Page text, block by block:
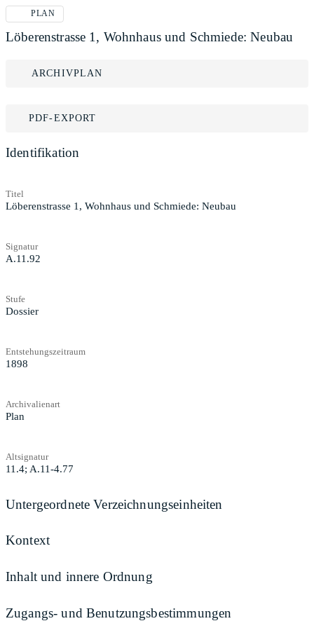
PLAN
Löberenstrasse 1, Wohnhaus und Schmiede: Neubau
ARCHIVPLAN
PDF-EXPORT
Identifikation
Titel
Löberenstrasse 1, Wohnhaus und Schmiede: Neubau
Signatur
A.11.92
Stufe
Dossier
Entstehungszeitraum
1898
Archivalienart
Plan
Altsignatur
11.4; A.11-4.77
Untergeordnete Verzeichnungseinheiten
Kontext
Inhalt und innere Ordnung
Zugangs- und Benutzungsbestimmungen